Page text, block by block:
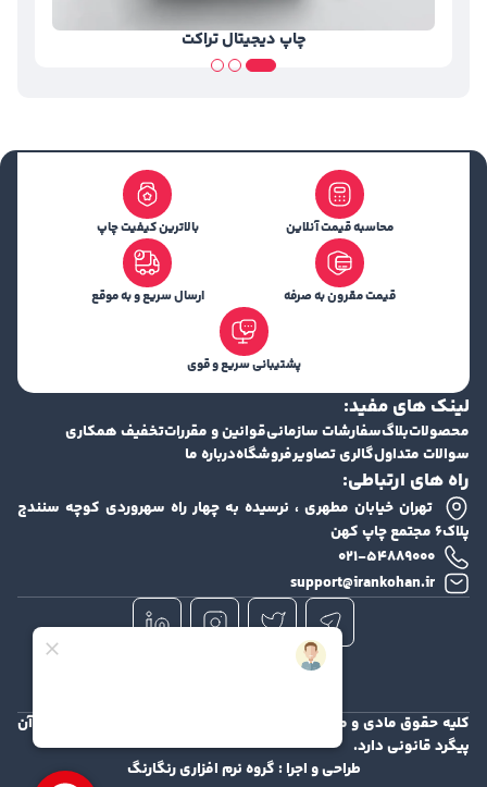
تراکت a5
محاسبه قیمت آنلاین بالاترین کیفیت چاپ
قیمت مقرون به صرفه ارسال سریع و به موقع
پشتیبانی سریع و قوی
لینک های مفید:
محصولاتبلاگسفارشات سازمانیقوانین و مقرراتتخفیف همکاری
سوالات متداولگالری تصاویرفروشگاهدرباره ما
راه های ارتباطی:
تهران خیابان مطهری ، نرسیده به چهار راه سهروردی کوچه سنندج
پلاک۶ مجتمع چاپ کهن
۰۲۱-۵۴۸۸۹۰۰۰
support@irankohan.ir
کلیه حقوق مادی و معنوی این سایت محفوظ و هرگونه کپی برداری از آن
پیگرد قانونی دارد.
طراحی و اجرا :گروه نرم افزاری رنگارنگ